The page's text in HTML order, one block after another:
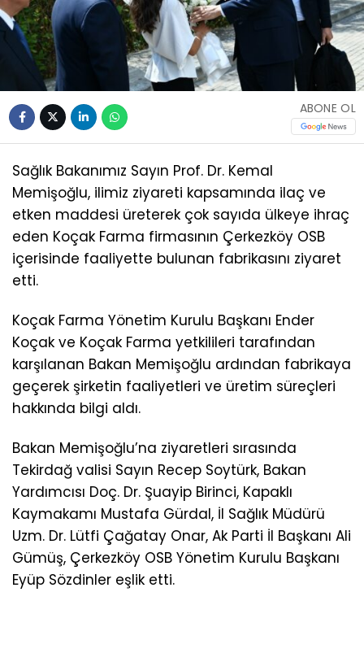
ABONE OL
Sağlık Bakanımız Sayın Prof. Dr. Kemal
Memişoğlu, ilimiz ziyareti kapsamında ilaç ve
etken maddesi üreterek çok sayıda ülkeye ihraç
eden Koçak Farma firmasının Çerkezköy OSB
içerisinde faaliyette bulunan fabrikasını ziyaret
etti.
Koçak Farma Yönetim Kurulu Başkanı Ender
Koçak ve Koçak Farma yetkilileri tarafından
karşılanan Bakan Memişoğlu ardından fabrikaya
geçerek şirketin faaliyetleri ve üretim süreçleri
hakkında bilgi aldı.
Bakan Memişoğlu’na ziyaretleri sırasında
Tekirdağ valisi Sayın Recep Soytürk, Bakan
Yardımcısı Doç. Dr. Şuayip Birinci, Kapaklı
Kaymakamı Mustafa Gürdal, İl Sağlık Müdürü
Uzm. Dr. Lütfi Çağatay Onar, Ak Parti İl Başkanı Ali
Gümüş, Çerkezköy OSB Yönetim Kurulu Başkanı
Eyüp Sözdinler eşlik etti.